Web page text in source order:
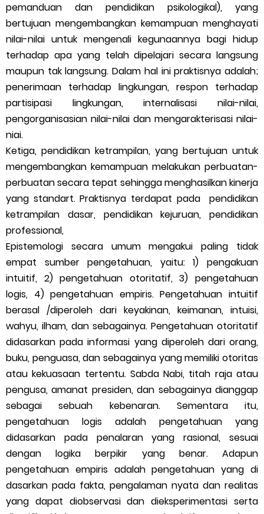
pemanduan dan pendidikan psikologikal), yang
bertujuan mengembangkan kemampuan menghayati
nilai-nilai untuk mengenali kegunaannya bagi hidup
terhadap apa yang telah dipelajari secara langsung
maupun tak langsung. Dalam hal ini praktisnya adalah;
penerimaan terhadap lingkungan, respon terhadap
partisipasi lingkungan, internalisasi nilai-nilai,
pengorganisasian nilai-nilai dan mengarakterisasi nilai-
niai.
Ketiga, pendidikan ketrampilan, yang bertujuan untuk
mengembangkan kemampuan melakukan perbuatan-
perbuatan secara tepat sehingga menghasilkan kinerja
yang standart. Praktisnya terdapat pada pendidikan
ketrampilan dasar, pendidikan kejuruan, pendidikan
professional,
Epistemologi secara umum mengakui paling tidak
empat sumber pengetahuan, yaitu: 1) pengakuan
intuitif, 2) pengetahuan otoritatif, 3) pengetahuan
logis, 4) pengetahuan empiris. Pengetahuan intuitif
berasal /diperoleh dari keyakinan, keimanan, intuisi,
wahyu, ilham, dan sebagainya. Pengetahuan otoritatif
didasarkan pada informasi yang diperoleh dari orang,
buku, penguasa, dan sebagainya yang memiliki otoritas
atau kekuasaan tertentu. Sabda Nabi, titah raja atau
pengusa, amanat presiden, dan sebagainya dianggap
sebagai sebuah kebenaran. Sementara itu,
pengetahuan logis adalah pengetahuan yang
didasarkan pada penalaran yang rasional, sesuai
dengan logika berpikir yang benar. Adapun
pengetahuan empiris adalah pengetahuan yang di
dasarkan pada fakta, pengalaman nyata dan realitas
yang dapat diobservasi dan dieksperimentasi serta